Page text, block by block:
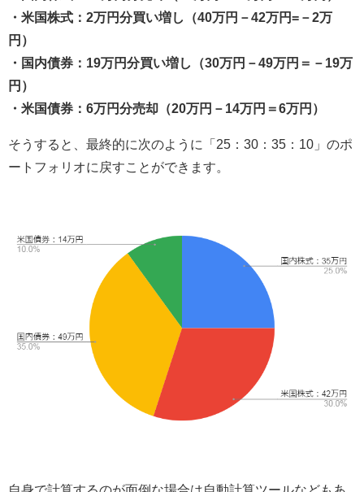
・米国株式：2万円分買い増し（40万円－42万円=－2万
円）
・国内債券：19万円分買い増し（30万円－49万円＝－19万
円）
・米国債券：6万円分売却（20万円－14万円＝6万円）
そうすると、最終的に次のように「25：30：35：10」のポ
ートフォリオに戻すことができます。